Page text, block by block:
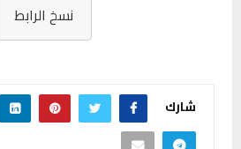
نسخ الرابط
شارك